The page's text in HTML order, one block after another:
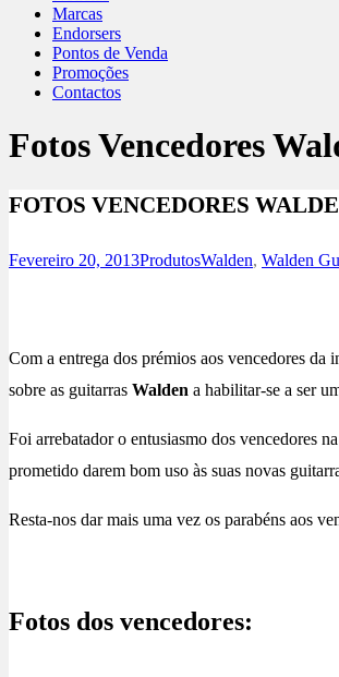
Marcas
Endorsers
Pontos de Venda
Promoções
Contactos
Fotos Vencedores
FOTOS VENCEDORES
Fevereiro 20, 2013ProdutosWalden, Walden
Com a entrega dos prémios aos vencedores da
sobre as guitarras Walden a habilitar-se a ser
Foi arrebatador o entusiasmo dos vencedores
prometido darem bom uso às suas novas
Resta-nos dar mais uma vez os parabéns aos
Fotos dos vencedores: